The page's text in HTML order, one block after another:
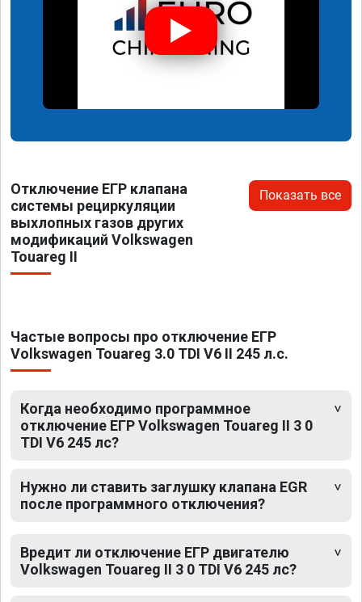
Отключение ЕГР клапана
системы рециркуляции
выхлопных газов других
модификаций Volkswagen
Touareg II
Показать все
Частые вопросы про отключение ЕГР
Volkswagen Touareg 3.0 TDI V6 II 245 л.с.
Когда необходимо программное
отключение ЕГР Volkswagen Touareg II 3 0
TDI V6 245 лс?
Нужно ли ставить заглушку клапана EGR
после программного отключения?
Вредит ли отключение ЕГР двигателю
Volkswagen Touareg II 3 0 TDI V6 245 лс?